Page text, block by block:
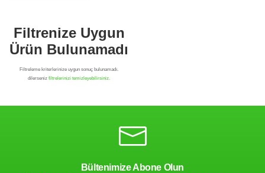
Bültenimize Abone Olun